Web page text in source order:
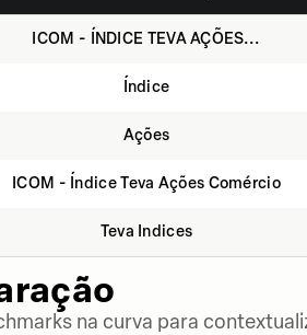
ICOM - ÍNDICE TEVA AÇÕES...
Índice
Ações
ICOM - Índice Teva Ações Comércio
Teva Indices
na curva para